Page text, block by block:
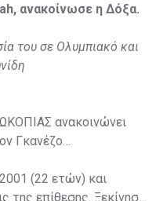
ανακοίνωσε η Δόξα.
του σε Ολυμπιακό και
ανακοινώνει
Γκανέζο
(22 ετών) και
της επίθεσης. Ξεκίνησε